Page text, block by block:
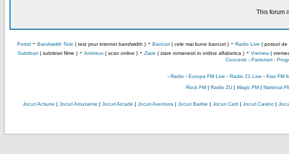
This forum
Portal- Bandwidth Test ( test your internet bandwidth )- Bancuri( cele mai bune bancuri )- Radio Live ( posturi de
Subtitrari( subtitrari filme )- Antivirus( scan online )- Ziare ( ziare romanesti in ordine alfabetica )- Vremea (
Concerte - Parteneri-
- Radio- Europa FM Live - Radio 21 Live - Kiss FM
Rock FM| Radio ZU| Magic FM| National
Jocuri Actiune | Jocuri Amuzante | Jocuri Arcade | Jocuri Aventura | Jocuri Barbie | Jocuri Carti| Jocuri Casino|